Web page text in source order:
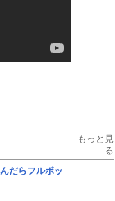
もっと見
る
だらフルボッ